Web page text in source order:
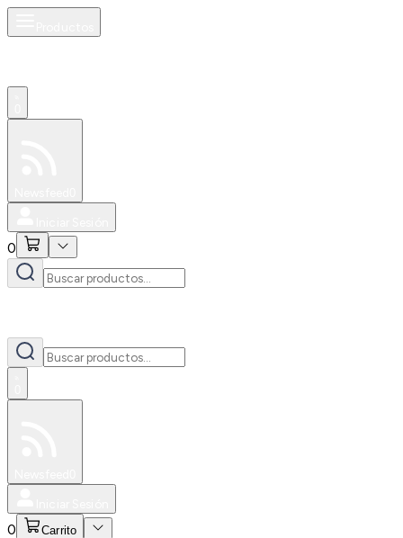
0
0 Carrito